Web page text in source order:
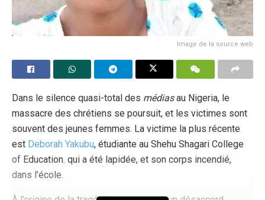
Image de la source web
Dans le silence quasi-total des médiasau Nigeria, le
massacre des chrétiens se poursuit, et les victimes sont
souvent des jeunes femmes. La victime la plus récente
est Deborah Yakubu, étudiante au Shehu Shagari College
of Education. qui a été lapidée, et son corps incendié,
dans l’école.